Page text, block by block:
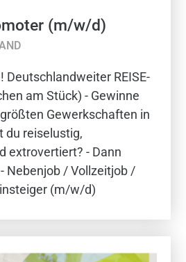
(m/w/d)
Deutschlandweiter REISE-
am Stück) - Gewinne
Gewerkschaften in
du reiselustig,
extrovertiert? - Dann
Nebenjob / Vollzeitjob /
(m/w/d)